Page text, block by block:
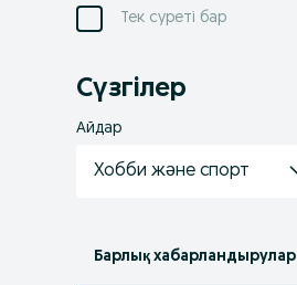
Тек суреті бар
Сүзгілер
Айдар
Хобби және спорт
Барлық хабарландырулар